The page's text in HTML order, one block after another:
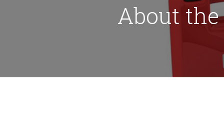
About